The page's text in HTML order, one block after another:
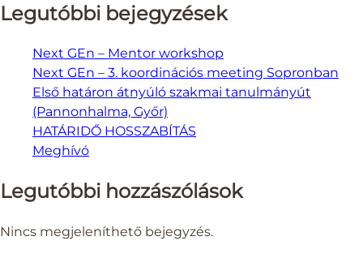
Legutóbbi bejegyzések
Next GEn – Mentor workshop
Next GEn – 3. koordinációs meeting Sopronban
Első határon átnyúló szakmai tanulmányút
(Pannonhalma, Győr)
HATÁRIDŐ HOSSZABÍTÁS
Meghívó
Legutóbbi hozzászólások
Nincs megjeleníthető bejegyzés.